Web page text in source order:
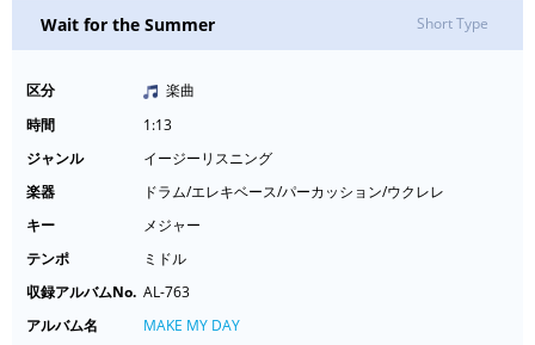
Wait for the Summer Short Type
区分
楽曲
時間
1:13
ジャンル
イージーリスニング
楽器
ドラム/エレキベース/パーカッション/ウクレレ
キー
メジャー
テンポ
ミドル
収録アルバムNo. AL-763
アルバム名
MAKE MY DAY